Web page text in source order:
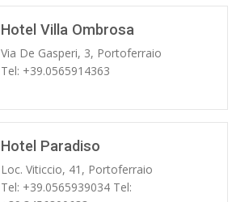
Hotel Villa Ombrosa
Via De Gasperi, 3, Portoferraio
Tel: +39.0565914363
Hotel Paradiso
Loc. Viticcio, 41, Portoferraio
Tel: +39.0565939034 Tel: